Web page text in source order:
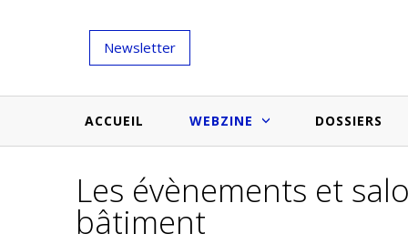
Newsletter
ACCUEIL WEBZINE
Salons et évènementiels
Nouveautés et inspirations
DOSSIERS
Annuaire
Produits du bâtiment
Les évènements et
bâtiment